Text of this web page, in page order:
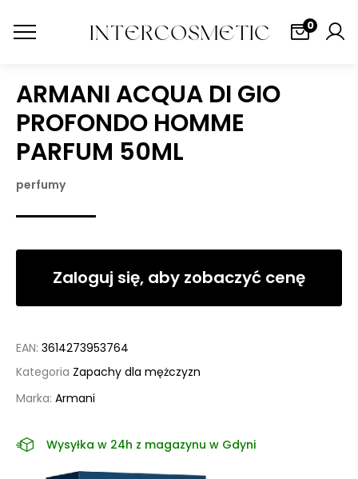
0
ARMANI ACQUA DI GIO
PROFONDO HOMME
PARFUM 50ML
perfumy
Zaloguj się, aby zobaczyć cenę
EAN: 3614273953764
Kategoria Zapachy dla mężczyzn
Marka: Armani
Wysyłka w 24h z magazynu w Gdyni